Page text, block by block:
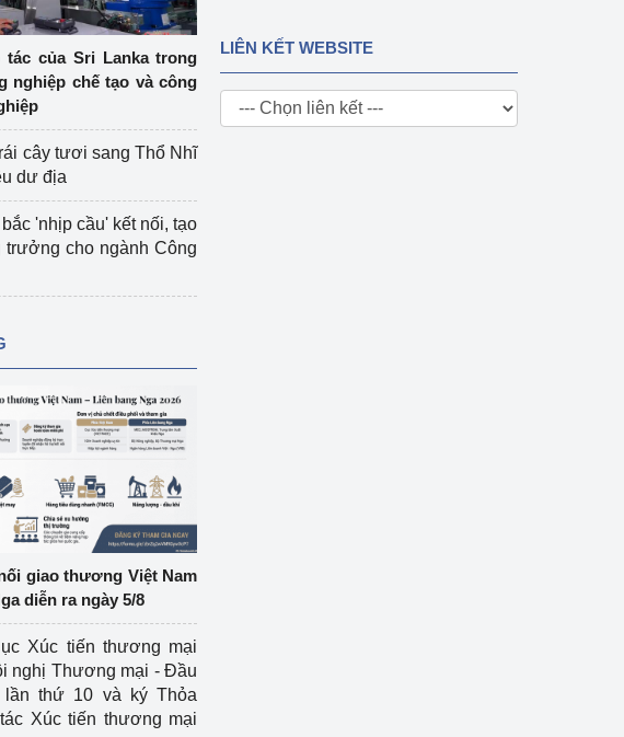
của Sri Lanka trong
nghiệp chế tạo và công
cây tươi sang Thổ Nhĩ
dư địa
'nhịp cầu' kết nối, tạo
trưởng cho ngành Công
giao thương Việt Nam
diễn ra ngày 5/8
Xúc tiến thương mại
nghị Thương mại - Đầu
lần thứ 10 và ký Thỏa
Xúc tiến thương mại
LIÊN KẾT WEBSITE